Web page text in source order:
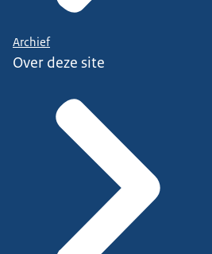
Archief
Over deze site